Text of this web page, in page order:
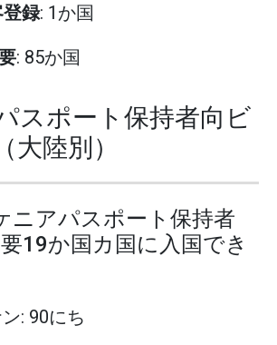
録: 1か国
: 85か国
スポート保持者向ビ
大陸別）
ニアパスポート保持者
19か国カ国に入国でき
: 90にち